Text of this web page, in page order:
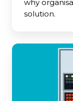
why
solution.